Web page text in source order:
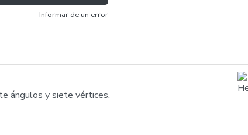
Informar de un error
ángulos y siete vértices.